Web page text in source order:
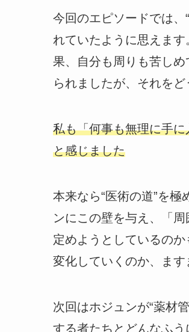
今回のエピソードでは、
れていたように思えま
果、自分も周りも苦しめ
られましたが、それを
私も「何事も無理に手
と感じました
本来なら“医術の道”を
ンにこの壁を与え、「
定めようとしているの
変化していくのか、ます
次回はホジュンが“薬材
する者たちとどんなふ